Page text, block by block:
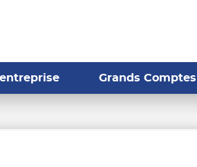
Grands Comptes
Groupauto